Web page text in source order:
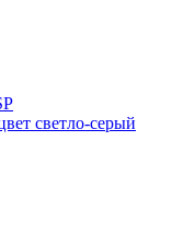
светло-серый